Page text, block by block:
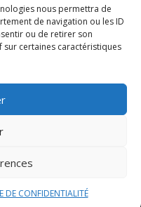
nous permettra de
de navigation ou les ID
ou de retirer son
certaines caractéristiques
DE CONFIDENTIALITÉ
Mentions légales